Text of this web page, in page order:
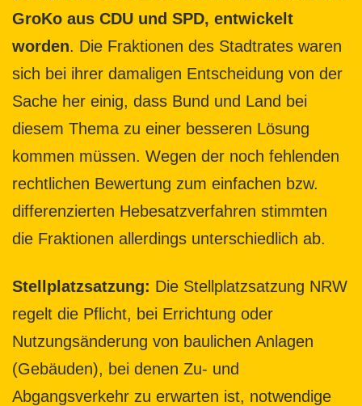
GroKo aus CDU und SPD, entwickelt
worden. Die Fraktionen des Stadtrates waren
sich bei ihrer damaligen Entscheidung von der
Sache her einig, dass Bund und Land bei
diesem Thema zu einer besseren Lösung
kommen müssen. Wegen der noch fehlenden
rechtlichen Bewertung zum einfachen bzw.
differenzierten Hebesatzverfahren stimmten
die Fraktionen allerdings unterschiedlich ab.
Stellplatzsatzung: Die Stellplatzsatzung NRW
regelt die Pflicht, bei Errichtung oder
Nutzungsänderung von baulichen Anlagen
(Gebäuden), bei denen Zu- und
Abgangsverkehr zu erwarten ist, notwendige